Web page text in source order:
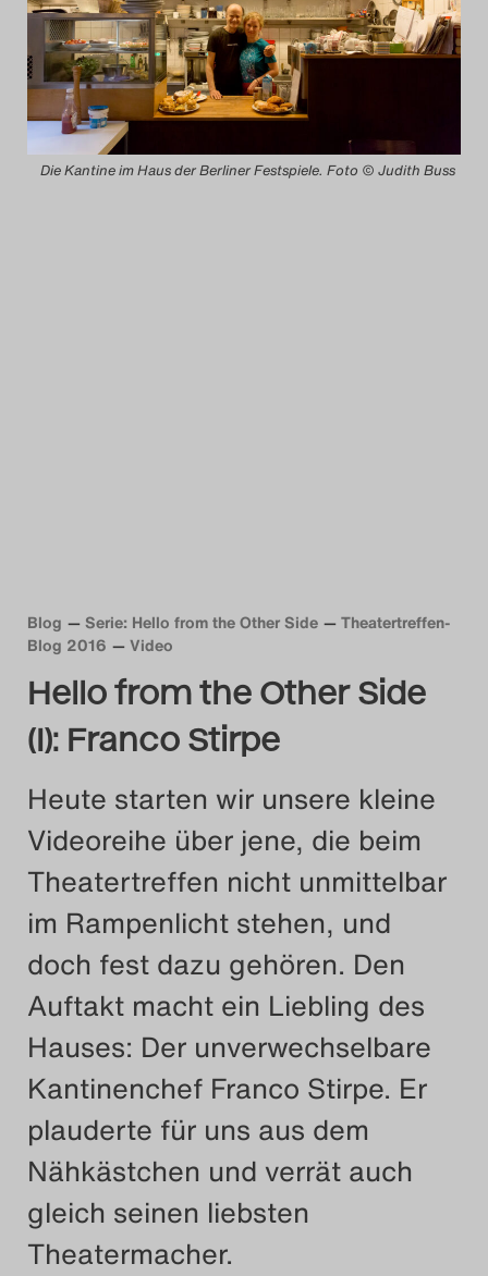
Das Theatertreffen-Blog
2014
Das Theatertreffen-Blog
2015
Das Theatertreffen-Blog
Das Theatertreffen-Blog
2020
Das Theatertreffen-Blog
2021
Das Theatertreffen-Blog
2022
Das Theatertreffen-Blog
2023
Das Theatertreffen-Blog
2024
Das Theatertreffen-Blog
2025
Die Kantine im Haus der Berliner Festspiele. Foto © Judith Buss
Blog Serie: Hello from the Other Side
Theatertreffen-
Blog 2016
Video
Hello from the Other Side
(I): Franco Stirpe
Heute starten wir unsere kleine
Videoreihe über jene, die beim
Theatertreffen nicht unmittelbar
im Rampenlicht stehen, und
doch fest dazu gehören. Den
Auftakt macht ein Liebling des
Hauses: Der unverwechselbare
Kantinenchef Franco Stirpe. Er
plauderte für uns aus dem
Nähkästchen und verrät auch
gleich seinen liebsten
Theatermacher.